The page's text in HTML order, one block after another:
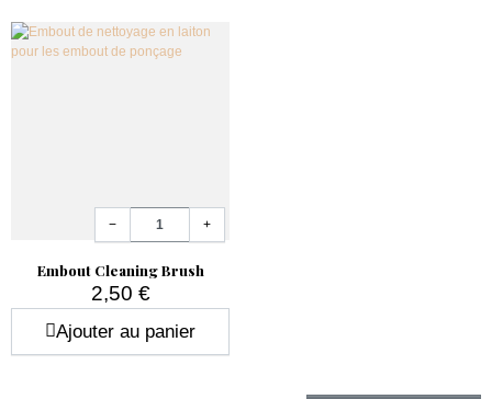
Embout Cleaning Brush
2,50 €
− +
Ajouter au panier